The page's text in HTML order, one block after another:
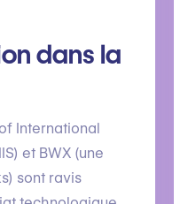
dans la
International
et BWX (une
sont ravis